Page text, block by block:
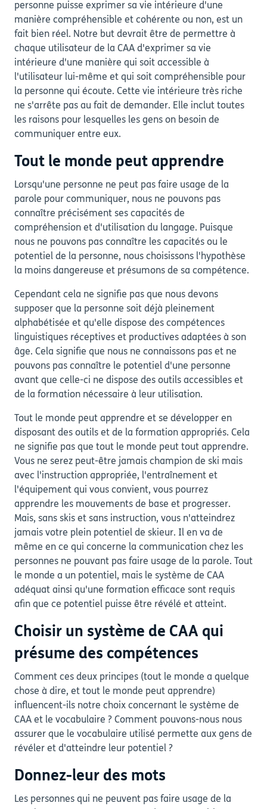
personne puisse exprimer sa vie intérieure d'une
manière compréhensible et cohérente ou non, est un
fait bien réel. Notre but devrait être de permettre à
chaque utilisateur de la CAA d'exprimer sa vie
intérieure d'une manière qui soit accessible à
l'utilisateur lui-même et qui soit compréhensible pour
la personne qui écoute. Cette vie intérieure très riche
ne s'arrête pas au fait de demander. Elle inclut toutes
les raisons pour lesquelles les gens on besoin de
communiquer entre eux.
Tout le monde peut apprendre
Lorsqu'une personne ne peut pas faire usage de la
parole pour communiquer, nous ne pouvons pas
connaître précisément ses capacités de
compréhension et d'utilisation du langage. Puisque
nous ne pouvons pas connaître les capacités ou le
potentiel de la personne, nous choisissons l'hypothèse
la moins dangereuse et présumons de sa compétence.
Cependant cela ne signifie pas que nous devons
supposer que la personne soit déjà pleinement
alphabétisée et qu'elle dispose des compétences
linguistiques réceptives et productives adaptées à son
âge. Cela signifie que nous ne connaissons pas et ne
pouvons pas connaître le potentiel d'une personne
avant que celle-ci ne dispose des outils accessibles et
de la formation nécessaire à leur utilisation.
Tout le monde peut apprendre et se développer en
disposant des outils et de la formation appropriés. Cela
ne signifie pas que tout le monde peut tout apprendre.
Vous ne serez peut-être jamais champion de ski mais
avec l'instruction appropriée, l'entraînement et
l'équipement qui vous convient, vous pourrez
apprendre les mouvements de base et progresser.
Mais, sans skis et sans instruction, vous n'atteindrez
jamais votre plein potentiel de skieur. Il en va de
même en ce qui concerne la communication chez les
personnes ne pouvant pas faire usage de la parole. Tout
le monde a un potentiel, mais le système de CAA
adéquat ainsi qu'une formation efficace sont requis
afin que ce potentiel puisse être révélé et atteint.
Choisir un système de CAA qui
présume des compétences
Comment ces deux principes (tout le monde a quelque
chose à dire, et tout le monde peut apprendre)
influencent-ils notre choix concernant le système de
CAA et le vocabulaire ? Comment pouvons-nous nous
assurer que le vocabulaire utilisé permette aux gens de
révéler et d'atteindre leur potentiel ?
Donnez-leur des mots
Les personnes qui ne peuvent pas faire usage de la